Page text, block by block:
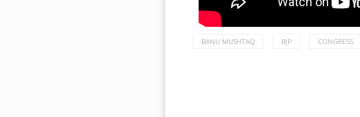
BANU MUSHTAQ BJP CONGRESS